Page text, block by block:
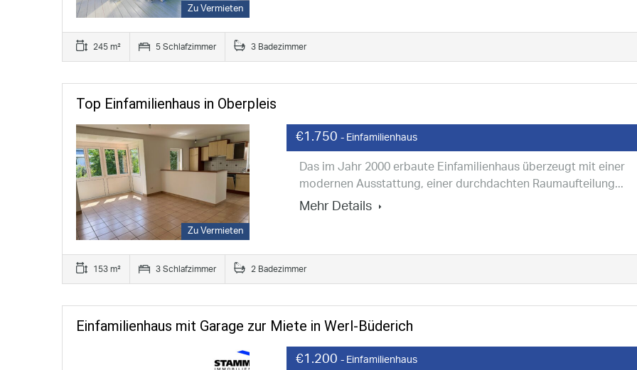
Zu Vermieten
245 m² 5 Schlafzimmer 3 Badezimmer
Top Einfamilienhaus in Oberpleis
Zu Vermieten
€1.750 - Einfamilienhaus
Das im Jahr 2000 erbaute Einfamilienhaus überzeugt mit einer
modernen Ausstattung, einer durchdachten Raumaufteilung...
Mehr Details
153 m² 3 Schlafzimmer 2 Badezimmer
Einfamilienhaus mit Garage zur Miete in Werl-Büderich
€1.200 - Einfamilienhaus